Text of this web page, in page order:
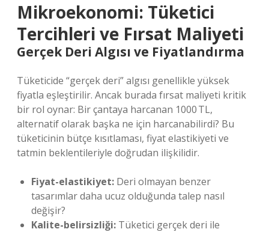
Mikroekonomi: Tüketici
Tercihleri ve Fırsat Maliyeti
Gerçek Deri Algısı ve Fiyatlandırma
Tüketicide “gerçek deri” algısı genellikle yüksek
fiyatla eşleştirilir. Ancak burada fırsat maliyeti kritik
bir rol oynar: Bir çantaya harcanan 1000 TL,
alternatif olarak başka ne için harcanabilirdi? Bu
tüketicinin bütçe kısıtlaması, fiyat elastikiyeti ve
tatmin beklentileriyle doğrudan ilişkilidir.
Fiyat-elastikiyet: Deri olmayan benzer
tasarımlar daha ucuz olduğunda talep nasıl
değişir?
Kalite-belirsizliği: Tüketici gerçek deri ile